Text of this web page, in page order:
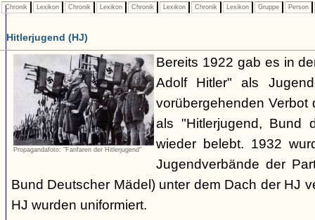
Chronik Lexikon Chronik Lexikon Chronik Lexikon Chronik Lexikon Gruppe Person
Hitlerjugend (HJ)
Propagandafoto: "Fanfaren der Hitlerjugend"
Bereits 1922 gab es in
Adolf Hitler" als
vorübergehenden Verbot
als "Hitlerjugend, Bund
wieder belebt. 1932
Jugendverbände der
Bund Deutscher Mädel) unter dem Dach der HJ
HJ wurden uniformiert.